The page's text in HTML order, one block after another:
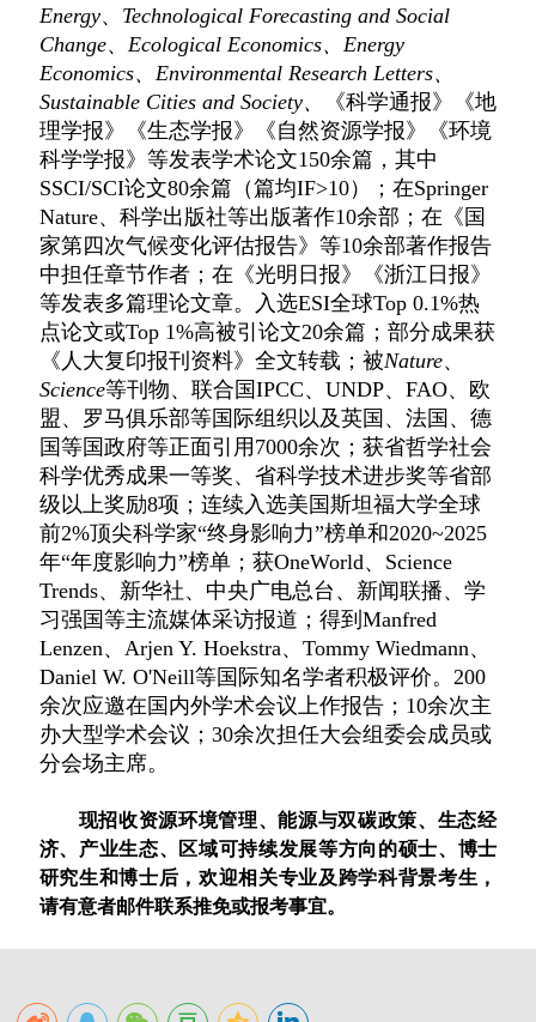
Energy、 Technological Forecasting and Social
Change、 Ecological Economics、Energy
Economics、 Environmental Research Letters、
Sustainable Cities and Society、
《科学通报》《地
理学报》《生态学报》《自然资源学报》《环境
科学学报》等发表学术论文150余篇，其中
SSCI/SCI论文80余篇（篇均IF>10）；在Springer
Nature、科学出版社等出版著作10余部；在 《国
家第四次气候变化评估报告》等10余部著作报告
中担任章节作者； 在《光明日报》《浙江日报》
等发表多篇理论文章。
入选ESI全球Top 0.1%热
点论文或Top 1%高被引论文20余篇；部分成果获
《人大复印报刊资料》全文转载； 被Nature、
Science等刊物、 联合国IPCC、 UNDP、 FAO、欧
盟、罗马俱乐部等国际组织以及英国、法国、德
国等国政府等正面引用 7000余次 ；获省哲学社会
科学优秀成果一等奖、省科学技术进步奖等省部
级以上奖励8项；连续入选美国斯坦福大学全球
前2%顶尖科学家“终身影响力”榜单和2020~2025
年“年度影响力”榜单； 获OneWorld、 Science
Trends、新华社、中央广电总台、新闻联播、学
习强国等主流媒体采访报道；得到 Manfred
Lenzen、Arjen Y. Hoekstra、Tommy Wiedmann、
Daniel W. O'Neill等国际知名学者积极评价。 200
余次应邀在国内外学术会议上作报告； 10余次主
办大型学术会议； 30余次担任大会组委会成员或
分会场主席。
现招收资源环境管理、能源与双碳政策、生态经
济、产业生态、区域可持续发展等方向的硕士、博士
研究生和博士后，欢迎相关专业及跨学科背景考生，
请有意者邮件联系推免或报考事宜。